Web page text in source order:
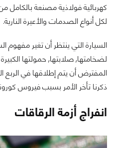
لكل أنواع الصدمات والأعيرة النارية.
السيارة التي ينتظر أن تغير مفهوم
لضخامتها, صلابتها, حمولتها
المفترض أن يتم إطلاقها في الربع
ذكرنا تأخر الأمر بسبب فيروس
انفراج أزمة الرقاقات